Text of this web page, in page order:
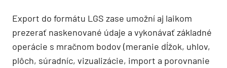
Export do formátu LGS zase umožní aj laikom
prezerať naskenované údaje a vykonávať základné
operácie s mračnom bodov (meranie dĺžok, uhlov,
plôch, súradníc, vizualizácie, import a porovnanie